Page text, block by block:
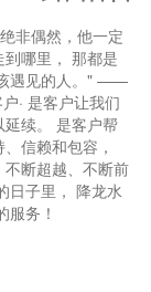
非偶然，他一定
哪里， 那都是
遇见的人。" ——
· 是客户让我们
续。 是客户帮
信赖和包容，
断超越、不断前
日子里， 降龙水
务！